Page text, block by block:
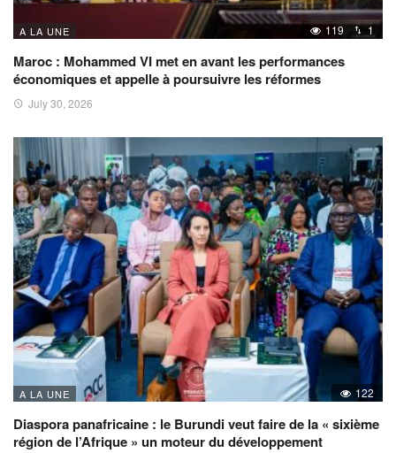
A LA UNE 119 1
Maroc : Mohammed VI met en avant les performances
économiques et appelle à poursuivre les réformes
July 30, 2026
A LA UNE 122
Diaspora panafricaine : le Burundi veut faire de la « sixième
région de l’Afrique » un moteur du développement